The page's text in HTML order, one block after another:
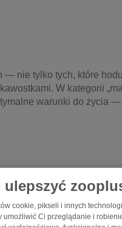
nie tylko tych, które
W kategorii
warunki do życia
ulepszyć
cookie, pikseli i innych
umożliwić Ci przeglądanie i